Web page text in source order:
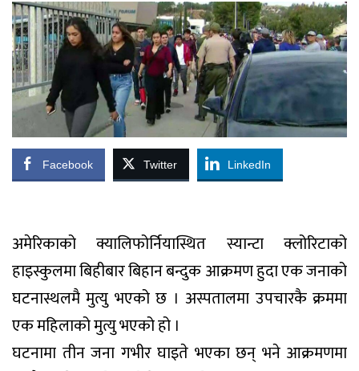
Facebook Twitter LinkedIn
अमेरिकाको क्यालिफोर्नियास्थित स्यान्टा क्लोरिटाको
हाइस्कुलमा बिहीबार बिहान बन्दुक आक्रमण हुदा एक जनाको
घटनास्थलमै मुत्यु भएको छ । अस्पतालमा उपचारकै क्रममा
एक महिलाको मुत्यु भएको हो ।
घटनामा तीन जना गभीर घाइते भएका छन् भने आक्रमणमा